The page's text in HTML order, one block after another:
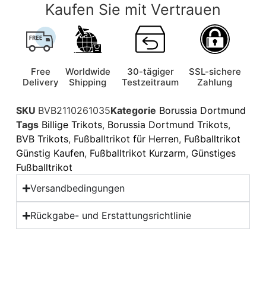
Kaufen Sie mit Vertrauen
Free
Delivery
Worldwide
Shipping
30-tägiger
Testzeitraum
SSL-sichere
Zahlung
SKU BVB2110261035Kategorie Borussia Dortmund
Tags Billige Trikots, Borussia Dortmund Trikots,
BVB Trikots, Fußballtrikot für Herren, Fußballtrikot
Günstig Kaufen, Fußballtrikot Kurzarm, Günstiges
Fußballtrikot
Versandbedingungen
Rückgabe- und Erstattungsrichtlinie